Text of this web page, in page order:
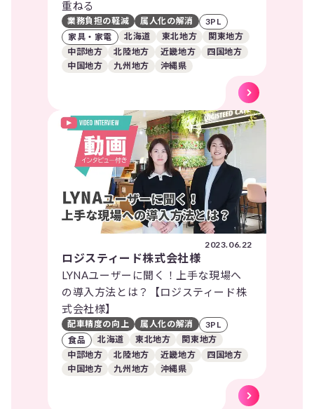
重ねる
業務負担の軽減 属人化の解消
3PL
家具・家電
北海道 東北地方
関東地方
中部地方
北陸地方 近畿地方
四国地方
中国地方
九州地方 沖縄県
2023.06.22
ロジスティード株式会社様
LYNAユーザーに聞く！上手な現場へ
の導入方法とは？【ロジスティード株
式会社様】
配車精度の向上 属人化の解消
3PL
食品
北海道 東北地方
関東地方
中部地方
北陸地方 近畿地方
四国地方
中国地方
九州地方 沖縄県